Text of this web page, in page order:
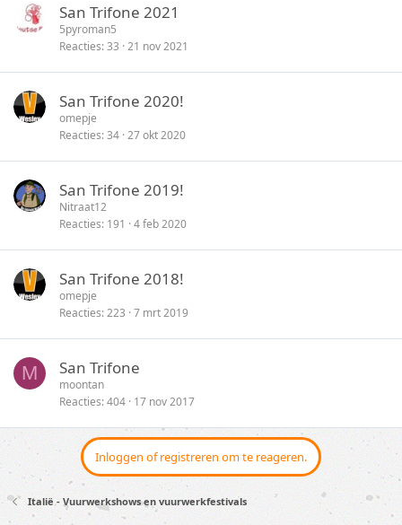
San Trifone 2021
5pyroman5
Reacties 33 21 nov 2021
San Trifone 2020!
omepje
Reacties 34 27 okt 2020
San Trifone 2019!
Nitraat12
Reacties 191 4 feb 2020
San Trifone 2018!
omepje
Reacties 223 7 mrt 2019
M San Trifone
moontan
Reacties 404 17 nov 2017
Inloggen of registreren om te reageren.
Italië - Vuurwerkshows en vuurwerkfestivals